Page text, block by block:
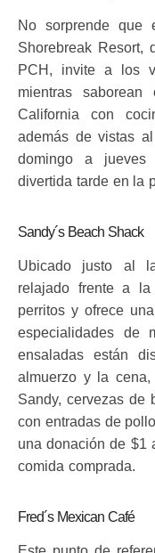
No sorprende que
Shorebreak Resort,
PCH, invite a los
mientras
California con
además de vistas
domingo a
divertida tarde en la
Sandy´s Beach Shack
Ubicado justo al
relajado frente a
perritos y ofrece
especialidades de
ensaladas están
almuerzo y la
Sandy, cervezas de
con entradas de
una donación de $1
comida comprada.
Fred´s Mexican Café